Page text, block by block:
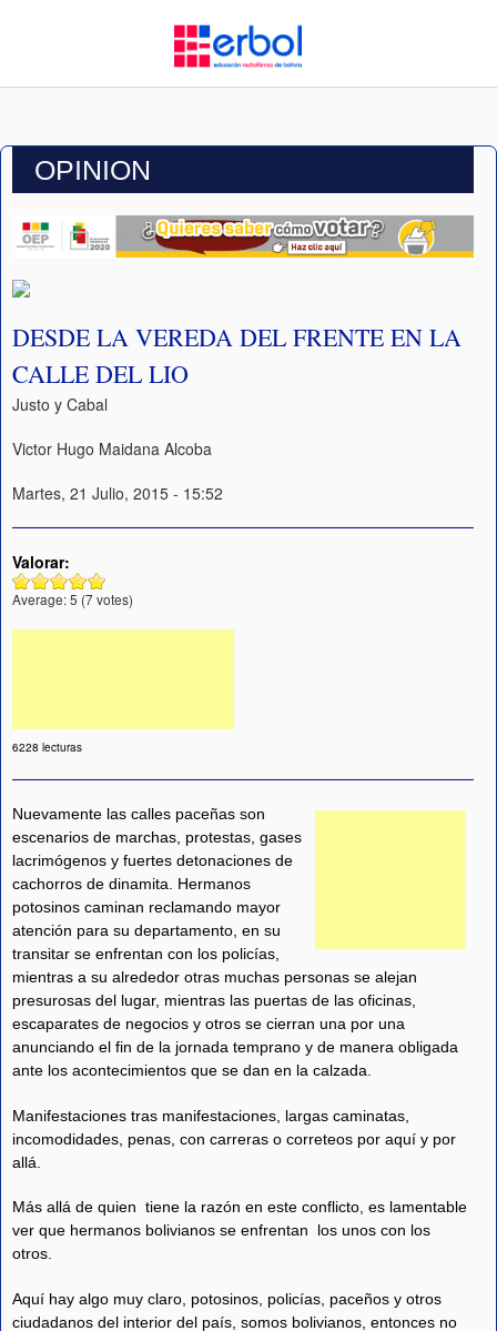
OPINION
DESDE LA VEREDA DEL FRENTE EN LA
CALLE DEL LIO
Justo y Cabal
Victor Hugo Maidana Alcoba
Martes, 21 Julio, 2015 - 15:52
Valorar:
Average:5 (7votes)
6228 lecturas
Nuevamente las calles paceñas son
escenarios de marchas, protestas, gases
lacrimógenos y fuertes detonaciones de
cachorros de dinamita. Hermanos
potosinos caminan reclamando mayor
atención para su departamento, en su
transitar se enfrentan con los policías,
mientras a su alrededor otras muchas personas se alejan
presurosas del lugar, mientras las puertas de las oficinas,
escaparates de negocios y otros se cierran una por una
anunciando el fin de la jornada temprano y de manera obligada
ante los acontecimientos que se dan en la calzada.
Manifestaciones tras manifestaciones, largas caminatas,
incomodidades, penas, con carreras o correteos por aquí y por
allá.
Más allá de quien tiene la razón en este conflicto, es lamentable
ver que hermanos bolivianos se enfrentan los unos con los
otros.
Aquí hay algo muy claro, potosinos, policías, paceños y otros
ciudadanos del interior del país, somos bolivianos, entonces no